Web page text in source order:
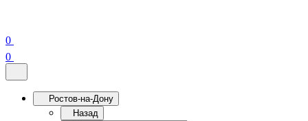
0
0
Ростов-на-Дону
Назад